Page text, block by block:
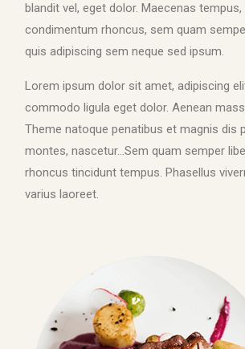
blandit vel, eget dolor. Maecenas
condimentum rhoncus, sem quam
quis adipiscing sem neque sed ipsum.
Lorem ipsum dolor sit amet, adipiscing
commodo ligula eget dolor. Aenean
Theme natoque penatibus et magnis dis
montes, nascetur…Sem quam semper
rhoncus tincidunt tempus. Phasellus
varius laoreet.